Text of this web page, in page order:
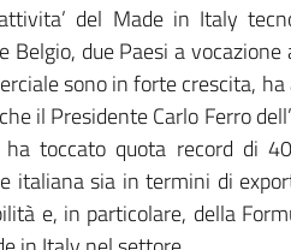
del Made in Italy
due Paesi a
sono in forte crescita,
il Presidente Carlo Ferro
toccato quota record di
italiana sia in termini di
e, in particolare, della